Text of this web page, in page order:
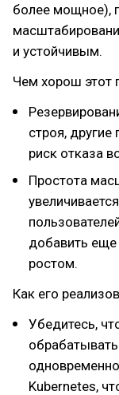
более мощное),
и устойчивым.
Чем хорош этот
строя,
риск отказа
Простота
добавить еще
ростом.
Как его
Убедитесь,
Kubernetes,